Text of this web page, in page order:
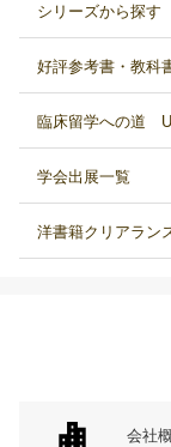
シリーズから探す
好評参考書・教科
臨床留学への道
学会出展一覧
洋書籍クリアラン
会社